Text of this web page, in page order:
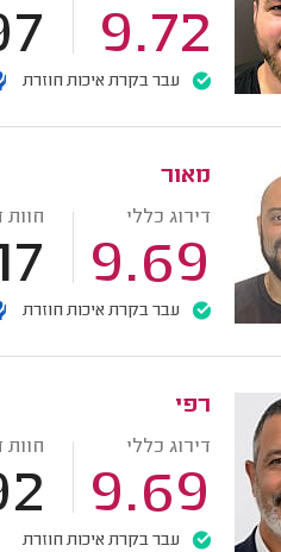
9.72
עבר בקרת איכות חוזרת
מאור
דירוג כללי
9.69
חוות
עבר בקרת איכות חוזרת
רפי
דירוג כללי
9.69
חוות
עבר בקרת איכות חוזרת